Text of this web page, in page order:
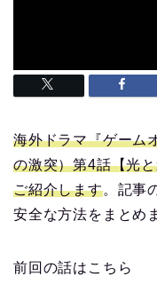
海外ドラマ『ゲーム
の激突）第4話【光
ご紹介します。記事
安全な方法をまとめ
前回の話はこちら